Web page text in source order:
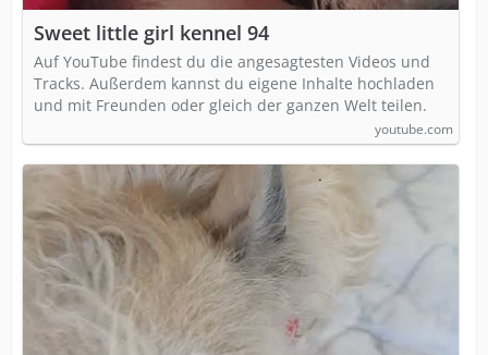
Sweet little girl kennel 94
Auf YouTube findest du die angesagtesten Videos und
Tracks. Außerdem kannst du eigene Inhalte hochladen
und mit Freunden oder gleich der ganzen Welt teilen.
youtube.com